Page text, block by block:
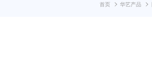
首页 华艺产品